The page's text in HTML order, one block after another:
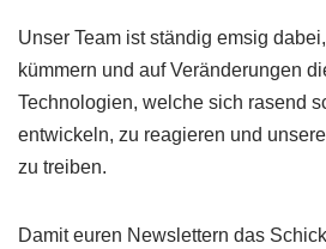
Unser Team ist ständig emsig
kümmern und auf Veränderungen
Technologien, welche sich rasend
entwickeln, zu reagieren und
zu treiben.
Damit euren Newslettern das